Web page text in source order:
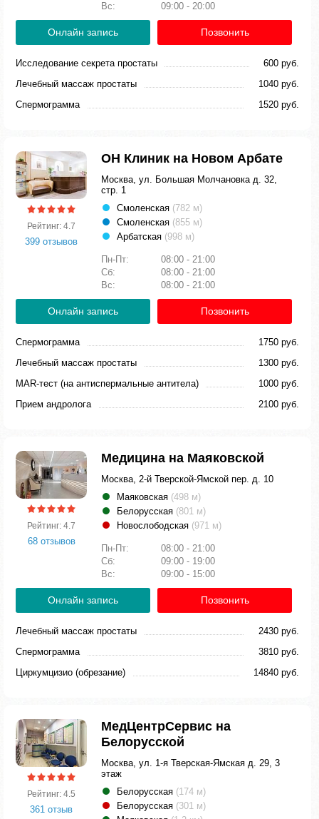
Вс:
09:00 - 20:00
Онлайн запись Позвонить
Исследование секрета простаты
600 руб.
Лечебный массаж простаты
1040 руб.
Спермограмма
1520 руб.
Рейтинг: 4.7
399 отзывов
ОН Клиник на Новом Арбате
Москва, ул. Большая Молчановка д. 32,
стр. 1
Смоленская (782 м)
Смоленская (855 м)
Арбатская (998 м)
Пн-Пт:
08:00 - 21:00
Сб:
08:00 - 21:00
Вс:
08:00 - 21:00
Онлайн запись Позвонить
Спермограмма
1750 руб.
Лечебный массаж простаты
1300 руб.
MAR-тест (на антиспермальные антитела)
1000 руб.
Прием андролога
2100 руб.
Рейтинг: 4.7
68 отзывов
Медицина на Маяковской
Москва, 2-й Тверской-Ямской пер. д. 10
Маяковская (498 м)
Белорусская (801 м)
Новослободская (971 м)
Пн-Пт:
08:00 - 21:00
Сб:
09:00 - 19:00
Вс:
09:00 - 15:00
Онлайн запись Позвонить
Лечебный массаж простаты
2430 руб.
Спермограмма
3810 руб.
Циркумцизио (обрезание)
14840 руб.
Рейтинг: 4.5
361 отзыв
МедЦентрСервис на
Белорусской
Москва, ул. 1-я Тверская-Ямская д. 29, 3
этаж
Белорусская (174 м)
Белорусская (301 м)